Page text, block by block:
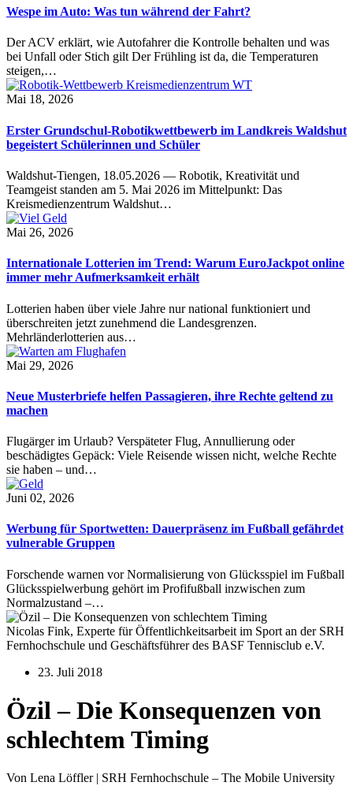
Wespe im Auto: Was tun während der Fahrt?
Der ACV erklärt, wie Autofahrer die Kontrolle behalten und was
bei Unfall oder Stich gilt Der Frühling ist da, die Temperaturen
steigen,…
Mai 18, 2026
Erster Grundschul-Robotikwettbewerb im Landkreis Waldshut
begeistert Schülerinnen und Schüler
Waldshut-Tiengen, 18.05.2026 — Robotik, Kreativität und
Teamgeist standen am 5. Mai 2026 im Mittelpunkt: Das
Kreismedienzentrum Waldshut…
Mai 26, 2026
Internationale Lotterien im Trend: Warum EuroJackpot online
immer mehr Aufmerksamkeit erhält
Lotterien haben über viele Jahre nur national funktioniert und
überschreiten jetzt zunehmend die Landesgrenzen.
Mehrländerlotterien aus…
Mai 29, 2026
Neue Musterbriefe helfen Passagieren, ihre Rechte geltend zu
machen
Flugärger im Urlaub? Verspäteter Flug, Annullierung oder
beschädigtes Gepäck: Viele Reisende wissen nicht, welche Rechte
sie haben – und…
Juni 02, 2026
Werbung für Sportwetten: Dauerpräsenz im Fußball gefährdet
vulnerable Gruppen
Forschende warnen vor Normalisierung von Glücksspiel im Fußball
Glücksspielwerbung gehört im Profifußball inzwischen zum
Normalzustand –…
Nicolas Fink, Experte für Öffentlichkeitsarbeit im Sport an der SRH
Fernhochschule und Geschäftsführer des BASF Tennisclub e.V.
23. Juli 2018
Özil – Die Konsequenzen von
schlechtem Timing
Von Lena Löffler | SRH Fernhochschule – The Mobile University